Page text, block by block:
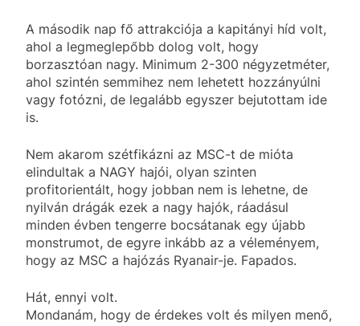
A második nap fő attrakciója a kapitányi híd volt,
ahol a legmeglepőbb dolog volt, hogy
borzasztóan nagy. Minimum 2-300 négyzetméter,
ahol szintén semmihez nem lehetett hozzányúlni
vagy fotózni, de legalább egyszer bejutottam ide
is.
Nem akarom szétfikázni az MSC-t de mióta
elindultak a NAGY hajói, olyan szinten
profitorientált, hogy jobban nem is lehetne, de
nyilván drágák ezek a nagy hajók, ráadásul
minden évben tengerre bocsátanak egy újabb
monstrumot, de egyre inkább az a véleményem,
hogy az MSC a hajózás Ryanair-je. Fapados.
Hát, ennyi volt.
Mondanám, hogy de érdekes volt és milyen menő,